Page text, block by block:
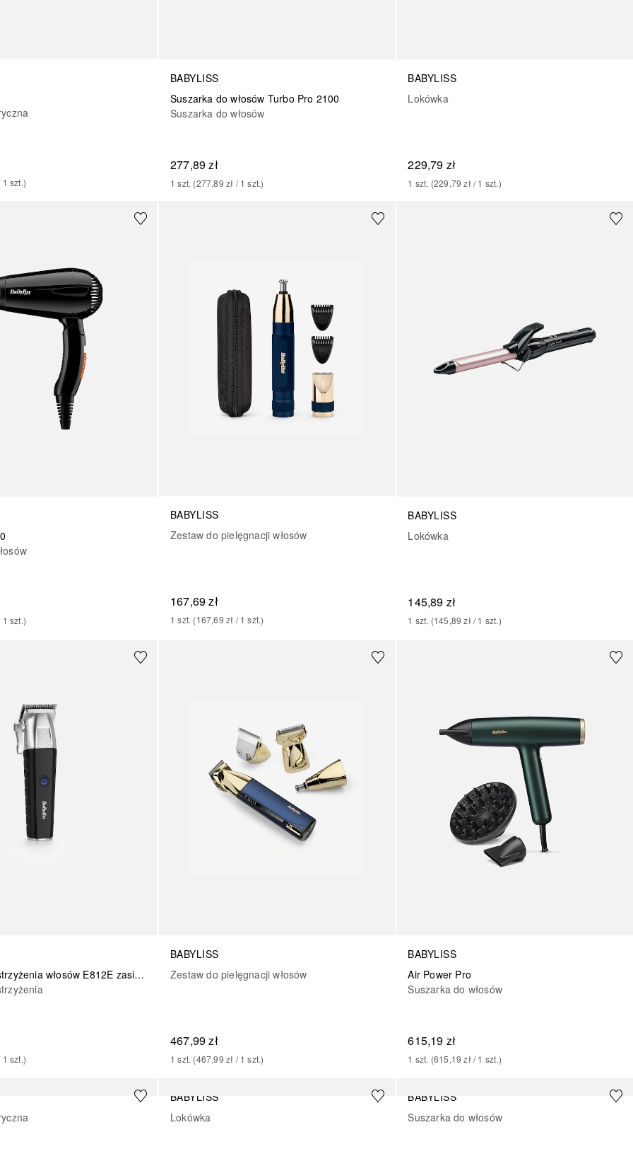
1 szt.)
BABYLISS
Suszarka do włosów Turbo Pro 2100
Suszarka do włosów
277,89 zł
1 szt. (277,89 zł / 1 szt.)
BABYLISS
Lokówka
229,79 zł
1 szt. (229,79 zł / 1 szt.)
1 szt.)
BABYLISS
Zestaw do pielęgnacji włosów
167,69 zł
1 szt. (167,69 zł / 1 szt.)
BABYLISS
Lokówka
145,89 zł
1 szt. (145,89 zł / 1 szt.)
Maszynka do strzyżenia włosów E812E zasilana litowo
1 szt.)
BABYLISS
Zestaw do pielęgnacji włosów
467,99 zł
1 szt. (467,99 zł / 1 szt.)
BABYLISS
Air Power Pro
Suszarka do włosów
615,19 zł
1 szt. (615,19 zł / 1 szt.)
BABYLISS
Lokówka
BABYLISS
Suszarka do włosów